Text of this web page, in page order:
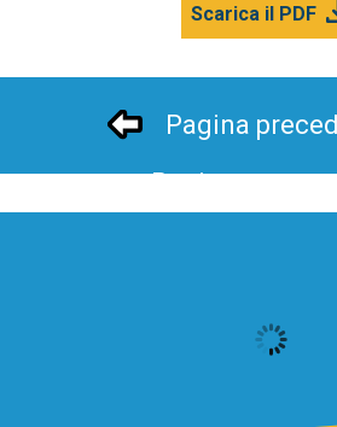
Scarica il PDF
Pagina
Pagina